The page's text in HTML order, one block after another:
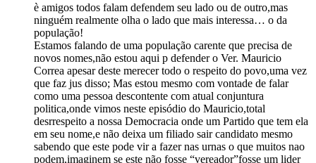
è amigos todos falam defendem seu lado ou de outro,mas
ninguém realmente olha o lado que mais interessa… o da
população!
Estamos falando de uma população carente que precisa de
novos nomes,não estou aqui p defender o Ver. Mauricio
Correa apesar deste merecer todo o respeito do povo,uma vez
que faz jus disso; Mas estou mesmo com vontade de falar
como uma pessoa descontente com atual conjuntura
politica,onde vimos neste episódio do Mauricio,total
desrrespeito a nossa Democracia onde um Partido que tem ela
em seu nome,e não deixa um filiado sair candidato mesmo
sabendo que este pode vir a fazer nas urnas o que muitos nao
podem,imaginem se este não fosse “vereador”fosse um lider